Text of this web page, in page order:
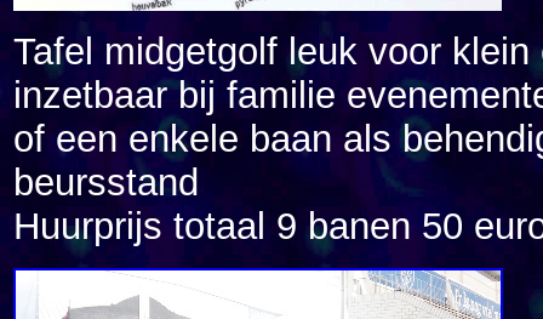
Tafel midgetgolf leuk voor
inzetbaar bij familie
of een enkele baan als
beursstand
Huurprijs totaal 9 banen 50